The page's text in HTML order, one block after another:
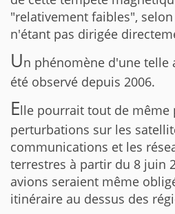
"relativement faibles",
n'étant pas dirigée
Un phénomène d'une telle
été observé depuis 2006.
Elle pourrait tout de même
perturbations sur les
communications et les
terrestres à partir du 8 juin
avions seraient même
itinéraire au dessus des